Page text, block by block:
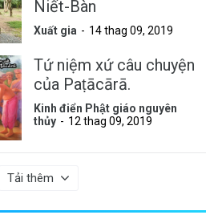
Niết-Bàn
Xuất gia 14 thag 09, 2019
Tứ niệm xứ câu chuyện
của Paṭācārā.
Kinh điển Phật giáo nguyên
thủy
12 thag 09, 2019
Tải thêm